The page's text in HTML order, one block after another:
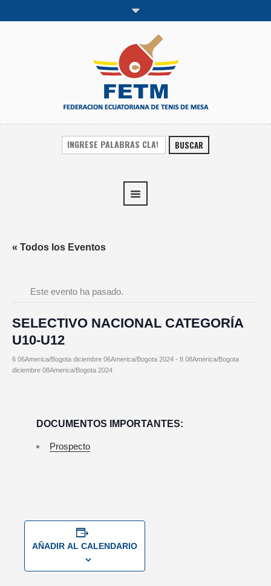
BUSCAR
« Todos los Eventos
Este evento ha pasado.
SELECTIVO NACIONAL CATEGORÍA
U10-U12
6 06America/Bogota diciembre 06America/Bogota 2024 - 8 08America/Bogota
diciembre 08America/Bogota 2024
DOCUMENTOS IMPORTANTES:
Prospecto
AÑADIR AL CALENDARIO